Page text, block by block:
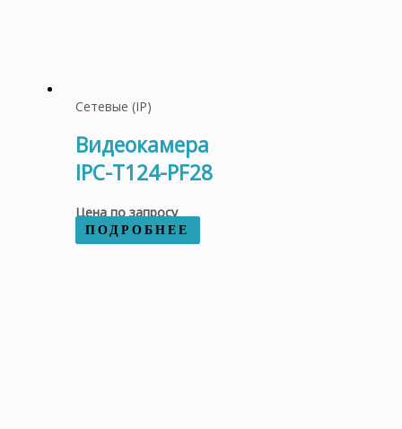
Сетевые (IP)
Видеокамера
IPC-T124-PF28
Цена по запросу
ПОДРОБНЕЕ